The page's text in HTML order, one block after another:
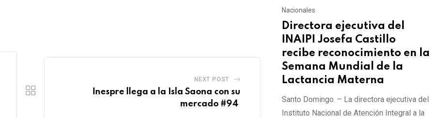
NEXT POST
Inespre llega a la Isla Saona con su
mercado #94
Nacionales
Directora ejecutiva del
INAIPI Josefa Castillo
recibe reconocimiento en la
Semana Mundial de la
Lactancia Materna
Santo Domingo. – La directora ejecutiva del
Instituto Nacional de Atención Integral a la